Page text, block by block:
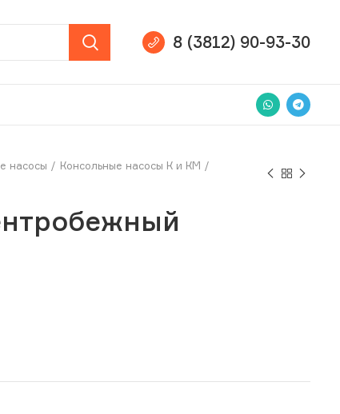
8 (3812) 90-93-30
насосы
Консольные насосы К и КМ